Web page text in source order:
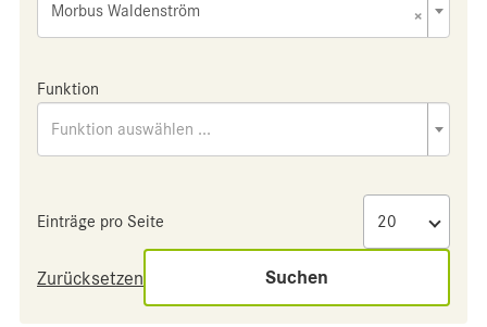
×
Morbus Waldenström
Funktion
Funktion auswählen ...
Einträge pro Seite
Zurücksetzen Suchen